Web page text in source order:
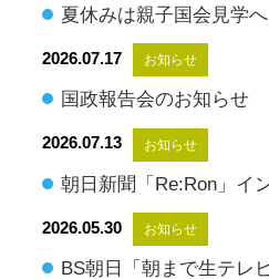
夏休みは親子国会見学へ
2026.07.17 お知らせ
国政報告会のお知らせ
2026.07.13 お知らせ
朝日新聞「Re:Ron」イ
2026.05.30 お知らせ
BS朝日「朝まで生テレ